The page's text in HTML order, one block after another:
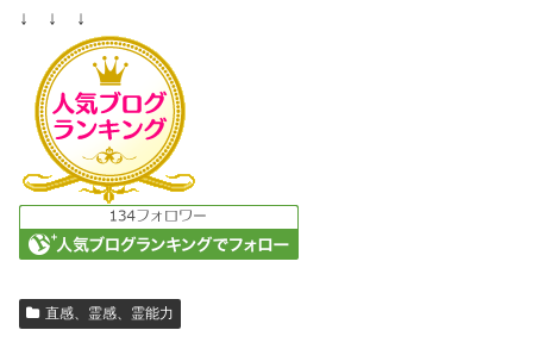
↓ ↓ ↓
直感、霊感、霊能力